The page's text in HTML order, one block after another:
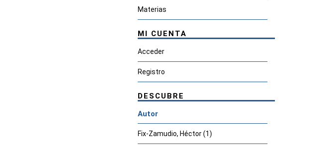
Materias
MI CUENTA
Acceder
Registro
DESCUBRE
Autor
Fix-Zamudio, Héctor (1)